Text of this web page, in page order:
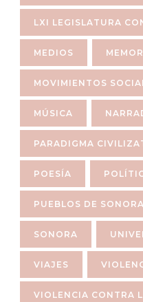
LXI LEGISLATURA
MEDIOS
MOVIMIENTOS
MÚSICA
PARADIGMA
POESÍA
PUEBLOS DE SONORA
SONORA
VIAJES
VIOLENCIA CONTRA